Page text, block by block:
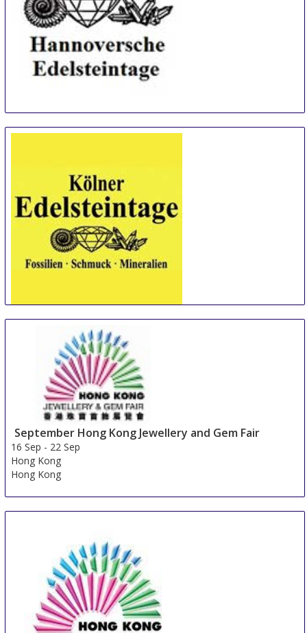
7 Sep-8 Sep
September Hong Kong Jewellery and Gem Fair
16 Sep - 22 Sep
Hong Kong
Hong Kong